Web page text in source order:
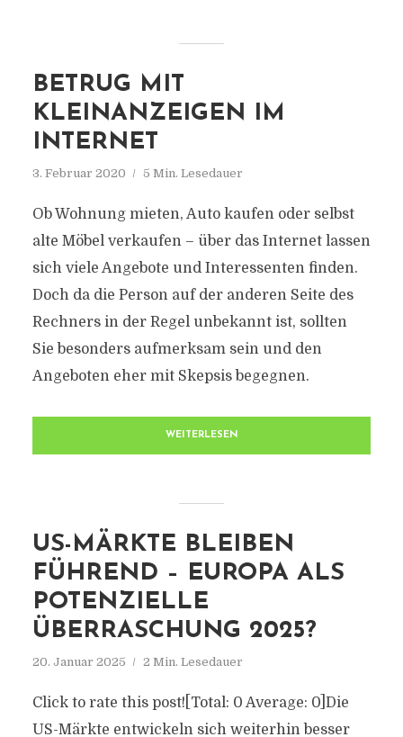
BETRUG MIT
KLEINANZEIGEN IM
INTERNET
3. Februar 2020 5 Min. Lesedauer
Ob Wohnung mieten, Auto kaufen oder selbst
alte Möbel verkaufen – über das Internet lassen
sich viele Angebote und Interessenten finden.
Doch da die Person auf der anderen Seite des
Rechners in der Regel unbekannt ist, sollten
Sie besonders aufmerksam sein und den
Angeboten eher mit Skepsis begegnen.
WEITERLESEN
US-MÄRKTE BLEIBEN
FÜHREND – EUROPA ALS
POTENZIELLE
ÜBERRASCHUNG 2025?
20. Januar 2025 2 Min. Lesedauer
Click to rate this post![Total: 0 Average: 0]Die
US-Märkte entwickeln sich weiterhin besser